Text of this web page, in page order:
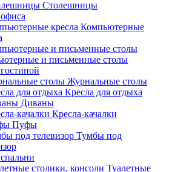
Столешницы
Компьютерные
и письменные столы
Журнальные столы
Кресла для отдыха
Диваны
Кресла-качалки
Пуфы
Тумбы под
Туалетные